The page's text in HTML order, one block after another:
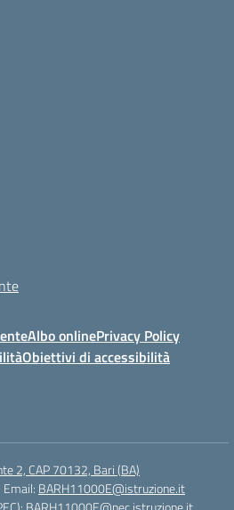
Albo onlinePrivacy Policy
Obiettivi di accessibilità
2, CAP 70132, Bari (BA)
Email: BARH11000E@istruzione.it